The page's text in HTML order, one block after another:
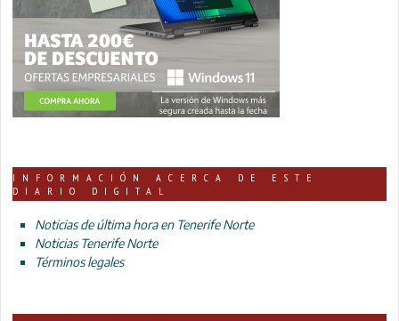
INFORMACIÓN ACERCA DE ESTE
DIARIO DIGITAL
Noticias de última hora en Tenerife Norte
Noticias Tenerife Norte
Términos legales